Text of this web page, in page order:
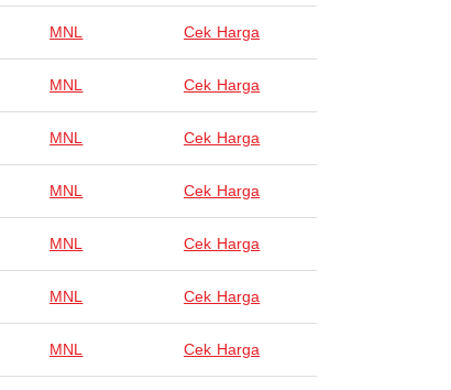
MNL Cek Harga
MNL Cek Harga
MNL Cek Harga
MNL Cek Harga
MNL Cek Harga
MNL Cek Harga
MNL Cek Harga